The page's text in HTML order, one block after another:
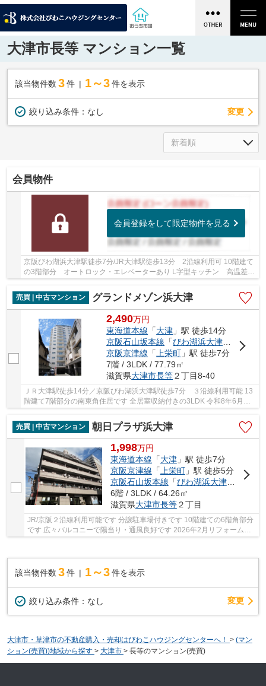
大津市長等 マンション一覧
該当物件数 3件 1～3 件を表示
絞り込み条件： なし 変更
会員物件
会員登録をして限定物件を見る
京阪びわ湖浜大津駅徒歩7分/JR大津駅徒歩13分 2沿線利用可 10階建て
の3階部分 オートロック・エレベーターあり L字型キッチン 高温差湯
式 クッションフロア 続き和室 小学校・ス...
売買 | 中古マンション
グランドメゾン浜大津
2,490万円
東海道本線 「大津 」駅 徒歩14分
京阪石山坂本線 「びわ湖浜大津 」駅 徒歩7
京阪京津線 「 上栄町 」駅 徒歩7分
7階 / 3LDK / 77.79㎡
滋賀県大津市長等２丁目8-40
ＪＲ大津駅徒歩14分／京阪びわ湖浜大津駅徒歩7分 ３沿線利用可能 13
階建て7階部分の南東角住居です 全居室収納付きの3LDK 令和8年6月リ
フォーム済みのお部屋 空家につき即引渡し可能です
売買 | 中古マンション
朝日プラザ浜大津
1,998万円
東海道本線 「大津」駅 徒歩7分
京阪京津線 「上栄町」駅 徒歩5分
京阪石山坂本線 「びわ湖浜大津」駅 徒歩
6階 / 3LDK / 64.26㎡
滋賀県大津市長等２丁目
JR/京阪２沿線利用可能です 分譲駐車場付きです 10階建ての6階角部分
です 広々バルコニーで陽当り・通風良好です 2026年2月リフォーム済
該当物件数 3件 1～3 件を表示
絞り込み条件： なし 変更
大津市・草津市の不動産購入・売却はびわこハウジングセンターへ！ > (マン
ション(売買))地域から探す > 大津市 > 長等のマンション(売買)